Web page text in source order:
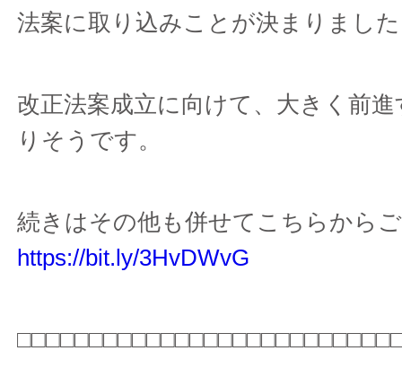
法案に取り込みことが決まりまし
改正法案成立に向けて、大きく前
りそうです。
続きはその他も併せてこちらから
https://bit.ly/3HvDWvG